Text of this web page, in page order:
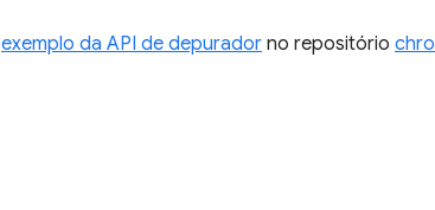
exemplo da API de depurador no repositório